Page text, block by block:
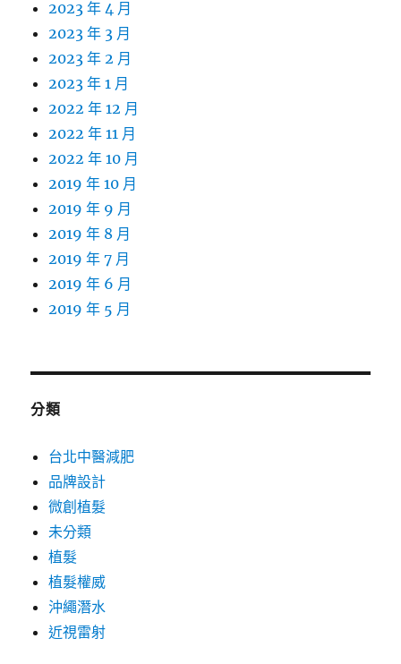
2023 年 4 月
2023 年 3 月
2023 年 2 月
2023 年 1 月
2022 年 12 月
2022 年 11 月
2022 年 10 月
2019 年 10 月
2019 年 9 月
2019 年 8 月
2019 年 7 月
2019 年 6 月
2019 年 5 月
分類
台北中醫減肥
品牌設計
微創植髮
未分類
植髮
植髮權威
沖繩潛水
近視雷射